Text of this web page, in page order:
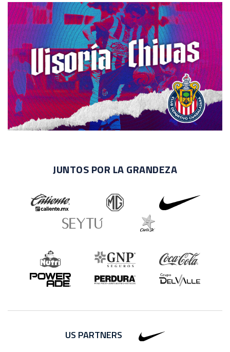
JUNTOS POR LA GRANDEZA
US PARTNERS